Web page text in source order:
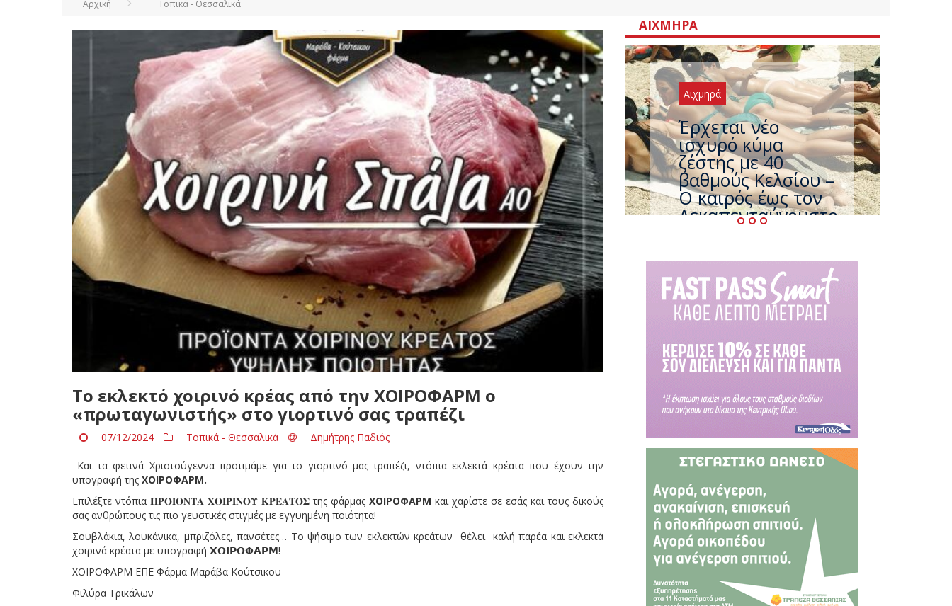
Αρχική Τοπικά - Θεσσαλικά
Το εκλεκτό χοιρινό κρέας από την ΧΟΙΡΟΦΑΡΜ ο
«πρωταγωνιστής» στο γιορτινό σας τραπέζι
07/12/2024 Τοπικά - Θεσσαλικά Δημήτρης Παδιός
Και τα φετινά Χριστούγεννα προτιμάμε για το γιορτινό μας τραπέζι, ντόπια εκλεκτά κρέατα που έχουν την
υπογραφή της ΧΟΙΡΟΦΑΡΜ.
Επιλέξτε ντόπια 𝚷𝚸𝚶𝚰𝚶𝚴𝚻𝚨 𝚾𝚶𝚰𝚸𝚰𝚴𝚶𝚼 𝚱𝚸𝚬𝚨𝚻𝚶𝚺 της φάρμας ΧΟΙΡΟΦΑΡΜ και χαρίστε σε εσάς και τους δικούς
σας ανθρώπους τις πιο γευστικές στιγμές με εγγυημένη ποιότητα!
Σουβλάκια, λουκάνικα, μπριζόλες, πανσέτες… Το ψήσιμο των εκλεκτών κρεάτων θέλει καλή παρέα και εκλεκτά
χοιρινά κρέατα με υπογραφή 𝝬𝝤𝝞𝝦𝝤𝝫𝝖𝝦𝝡!
ΧΟΙΡΟΦΑΡΜ ΕΠΕ Φάρμα Μαράβα Κούτσικου
Φιλύρα Τρικάλων
ΑΙΧΜΗΡΆ
Αιχμηρά
Άφαντος ο
Τσίπρας… την ώρα
που η χώρα
καίγεται